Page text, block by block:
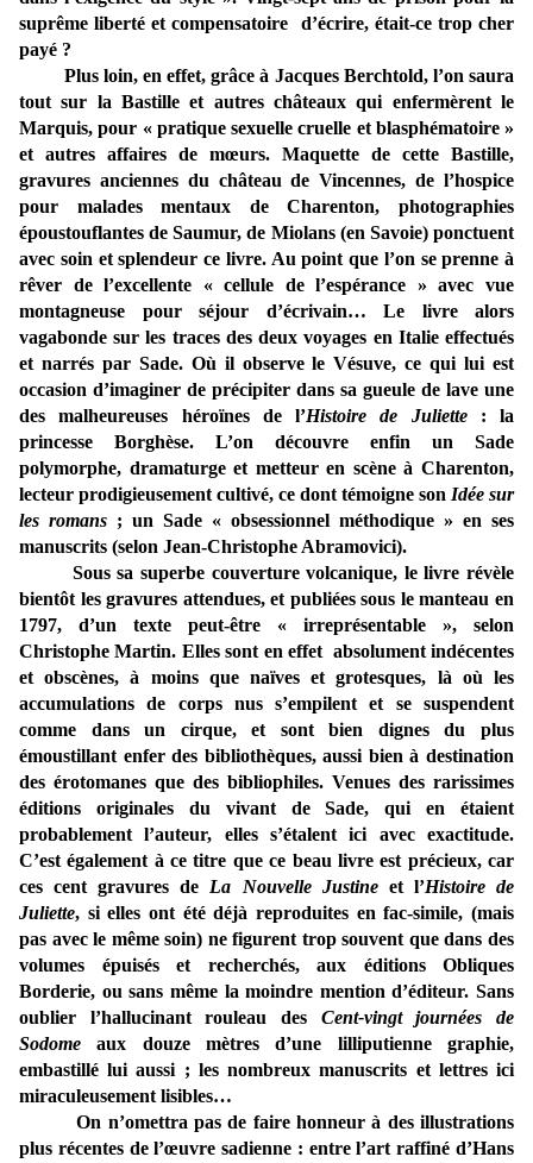
suprême liberté et compensatoire d’écrire, était-ce trop cher
payé ?
Plus loin, en effet, grâce à Jacques Berchtold, l’on saura
tout sur la Bastille et autres châteaux qui enfermèrent le
Marquis, pour « pratique sexuelle cruelle et blasphématoire »
et autres affaires de mœurs. Maquette de cette Bastille,
gravures anciennes du château de Vincennes, de l’hospice
pour malades mentaux de Charenton, photographies
époustouflantes de Saumur, de Miolans (en Savoie) ponctuent
avec soin et splendeur ce livre. Au point que l’on se prenne à
rêver de l’excellente « cellule de l’espérance » avec vue
montagneuse pour séjour d’écrivain… Le livre alors
vagabonde sur les traces des deux voyages en Italie effectués
et narrés par Sade. Où il observe le Vésuve, ce qui lui est
occasion d’imaginer de précipiter dans sa gueule de lave une
des malheureuses héroïnes de l’Histoire de Juliette : la
princesse Borghèse. L’on découvre enfin un Sade
polymorphe, dramaturge et metteur en scène à Charenton,
lecteur prodigieusement cultivé, ce dont témoigne son Idée sur
les romans ; un Sade « obsessionnel méthodique » en ses
manuscrits (selon Jean-Christophe Abramovici).
Sous sa superbe couverture volcanique, le livre révèle
bientôt les gravures attendues, et publiées sous le manteau en
1797, d’un texte peut-être « irreprésentable », selon
Christophe Martin. Elles sont en effet absolument indécentes
et obscènes, à moins que naïves et grotesques, là où les
accumulations de corps nus s’empilent et se suspendent
comme dans un cirque, et sont bien dignes du plus
émoustillant enfer des bibliothèques, aussi bien à destination
des érotomanes que des bibliophiles. Venues des rarissimes
éditions originales du vivant de Sade, qui en étaient
probablement l’auteur, elles s’étalent ici avec exactitude.
C’est également à ce titre que ce beau livre est précieux, car
ces cent gravures de La Nouvelle Justineet l’Histoire de
Juliette, si elles ont été déjà reproduites en fac-simile, (mais
pas avec le même soin) ne figurent trop souvent que dans des
volumes épuisés et recherchés, aux éditions Obliques
Borderie, ou sans même la moindre mention d’éditeur. Sans
oublier l’hallucinant rouleau des Cent-vingt journées de
Sodome aux douze mètres d’une lilliputienne graphie,
embastillé lui aussi ; les nombreux manuscrits et lettres ici
miraculeusement lisibles…
On n’omettra pas de faire honneur à des illustrations
plus récentes de l’œuvre sadienne : entre l’art raffiné d’Hans